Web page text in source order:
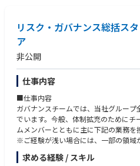
・チーム内外の関係者との連携・調整
・その他、上記業務に付随する関連業務
■歓迎要件
◇経験・知識
・小売電気事業者または電力取引会社
◇スキル
・PC操作に習熟していることが望まし
リスク・ガバナンス総括ス
ア
非公開
仕事内容
■仕事内容
ガバナンスチームでは、当社グルー
でいます。今般、体制拡充のために
ムメンバーとともに主に下記の業務を
※ご経験が浅い場合には、一部の領域
当領域を拡張いただく想定です。
求める経験 / スキル